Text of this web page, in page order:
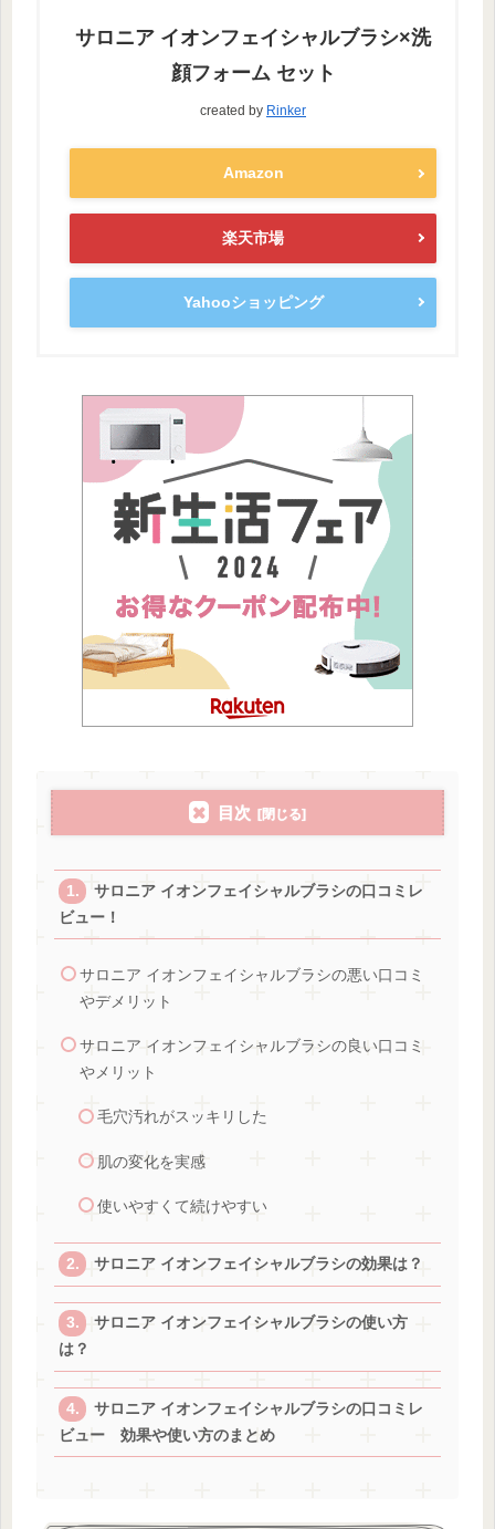
サロニア イオンフェイシャルブラシ×洗
顔フォーム セット
created by Rinker
Amazon
楽天市場
Yahooショッピング
目次
サロニア イオンフェイシャルブラシの口コミレ
ビュー！
サロニア イオンフェイシャルブラシの悪い口コミ
やデメリット
サロニア イオンフェイシャルブラシの良い口コミ
やメリット
毛穴汚れがスッキリした
肌の変化を実感
使いやすくて続けやすい
サロニア イオンフェイシャルブラシの効果は？
サロニア イオンフェイシャルブラシの使い方
は？
サロニア イオンフェイシャルブラシの口コミレ
ビュー 効果や使い方のまとめ